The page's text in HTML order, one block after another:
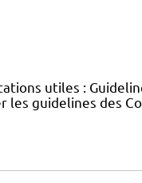
utiles :
les guidelines des